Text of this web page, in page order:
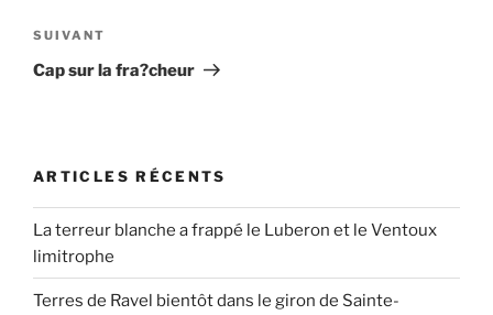
Article
suivant
SUIVANT
Cap sur la fra?cheur
ARTICLES RÉCENTS
La terreur blanche a frappé le Luberon et le Ventoux
limitrophe
Terres de Ravel bientôt dans le giron de Sainte-